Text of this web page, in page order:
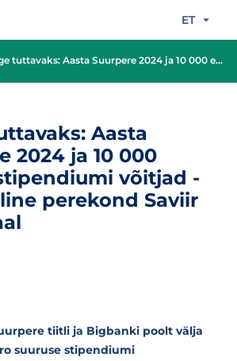
juurde ET
Aasta Suurpere 2024 ja 10 000 eurose stipendiumi võitjad - 7-liikmeline perekond Saviir Tartumaal
Aasta
2024 ja 10 000
võitjad -
perekond Saviir
tiitli ja Bigbanki poolt välja
suuruse stipendiumi